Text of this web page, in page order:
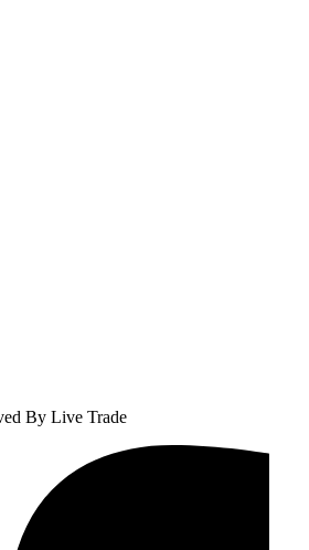
By Live Trade